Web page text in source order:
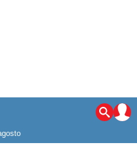
ciudad
Alta